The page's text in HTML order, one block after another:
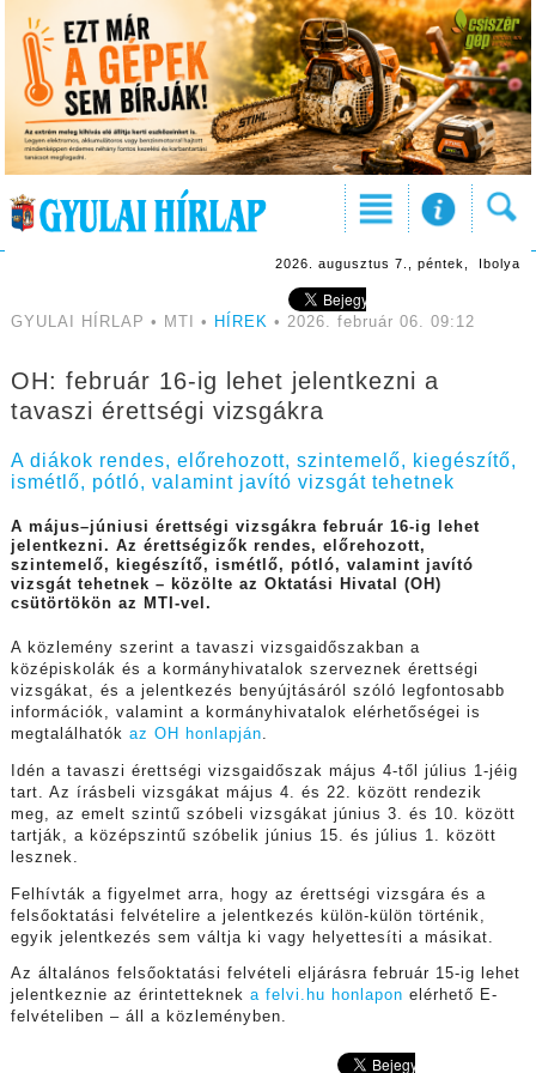
2026. augusztus 7., péntek, Ibolya
GYULAI HÍRLAP • MTI • HÍREK • 2026. február 06. 09:12
OH: február 16-ig lehet jelentkezni a
tavaszi érettségi vizsgákra
A diákok rendes, előrehozott, szintemelő, kiegészítő,
ismétlő, pótló, valamint javító vizsgát tehetnek
A május–júniusi érettségi vizsgákra február 16-ig lehet
jelentkezni. Az érettségizők rendes, előrehozott,
szintemelő, kiegészítő, ismétlő, pótló, valamint javító
vizsgát tehetnek – közölte az Oktatási Hivatal (OH)
csütörtökön az MTI-vel.
A közlemény szerint a tavaszi vizsgaidőszakban a
középiskolák és a kormányhivatalok szerveznek érettségi
vizsgákat, és a jelentkezés benyújtásáról szóló legfontosabb
információk, valamint a kormányhivatalok elérhetőségei is
megtalálhatók az OH honlapján.
Idén a tavaszi érettségi vizsgaidőszak május 4-től július 1-jéig
tart. Az írásbeli vizsgákat május 4. és 22. között rendezik
meg, az emelt szintű szóbeli vizsgákat június 3. és 10. között
tartják, a középszintű szóbelik június 15. és július 1. között
lesznek.
Felhívták a figyelmet arra, hogy az érettségi vizsgára és a
felsőoktatási felvételire a jelentkezés külön-külön történik,
egyik jelentkezés sem váltja ki vagy helyettesíti a másikat.
Az általános felsőoktatási felvételi eljárásra február 15-ig lehet
jelentkeznie az érintetteknek a felvi.hu honlapon elérhető E-
felvételiben – áll a közleményben.